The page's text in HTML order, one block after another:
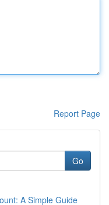
Report Page
Go
A Simple Guide